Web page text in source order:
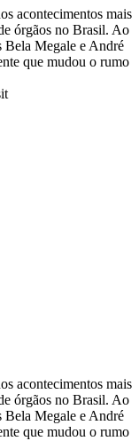
acontecimentos mais
órgãos no Brasil. Ao
Bela Megale e André
que mudou o rumo
acontecimentos mais
órgãos no Brasil. Ao
Bela Megale e André
que mudou o rumo